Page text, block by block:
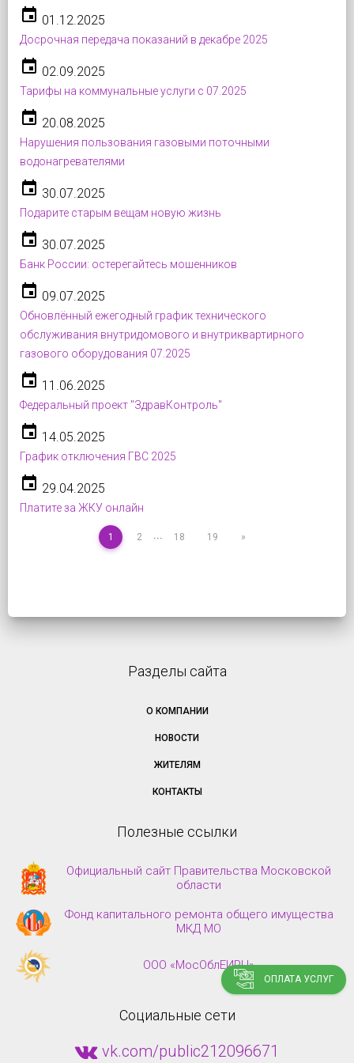
event 01.12.2025
Досрочная передача показаний в декабре 2025
event 02.09.2025
Тарифы на коммунальные услуги с 07.2025
event 20.08.2025
Нарушения пользования газовыми поточными
водонагревателями
event 30.07.2025
Подарите старым вещам новую жизнь
event 30.07.2025
Банк России: остерегайтесь мошенников
event 09.07.2025
Обновлённый ежегодный график технического
обслуживания внутридомового и внутриквартирного
газового оборудования 07.2025
event 11.06.2025
Федеральный проект "ЗдравКонтроль"
event 14.05.2025
График отключения ГВС 2025
event 29.04.2025
Платите за ЖКУ онлайн
1 2 ... 18 19 »
ОПЛАТА УСЛУГ
Разделы сайта
О КОМПАНИИ
НОВОСТИ
ЖИТЕЛЯМ
КОНТАКТЫ
Полезные ссылки
Официальный сайт Правительства Московской
области
Фонд капитального ремонта общего имущества
МКД МО
ООО «МосОблЕИРЦ»
Социальные сети
vk.com/public212096671